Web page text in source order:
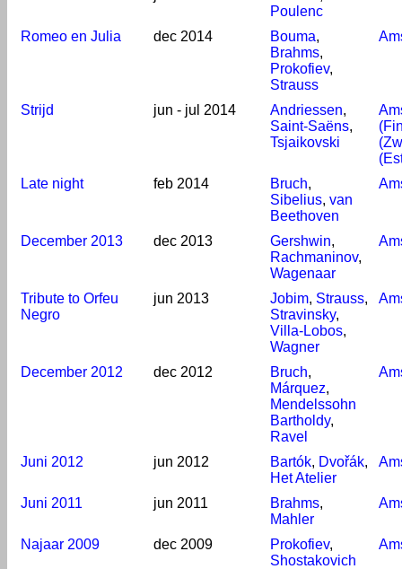
Poulenc
Romeo en Julia dec 2014 Bouma,
Brahms,
Prokofiev,
Strauss
Strijd jun - jul 2014 Andriessen,
Saint-Saëns,
Tsjaikovski
Late night
feb 2014 Bruch,
Sibelius, van
Beethoven
December 2013 dec 2013 Gershwin,
Rachmaninov,
Wagenaar
Tribute to Orfeu
Negro
jun 2013 Jobim, Strauss,
Stravinsky,
Villa-Lobos,
Wagner
December 2012 dec 2012 Bruch,
Márquez,
Mendelssohn
Bartholdy,
Ravel
Juni 2012 jun 2012 Bartók, Dvořák,
Het Atelier
Juni 2011 jun 2011 Brahms,
Mahler
Najaar 2009 dec 2009 Prokofiev,
Shostakovich